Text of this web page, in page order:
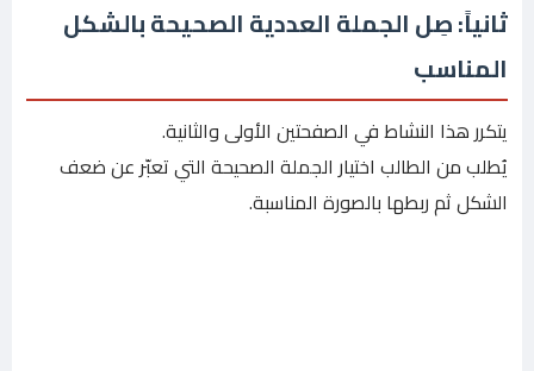
ثانياً: صِل الجملة العددية الصحيحة بالشكل
المناسب
يتكرر هذا النشاط في الصفحتين الأولى والثانية.
يُطلب من الطالب اختيار الجملة الصحيحة التي تعبّر عن ضعف
الشكل ثم ربطها بالصورة المناسبة.